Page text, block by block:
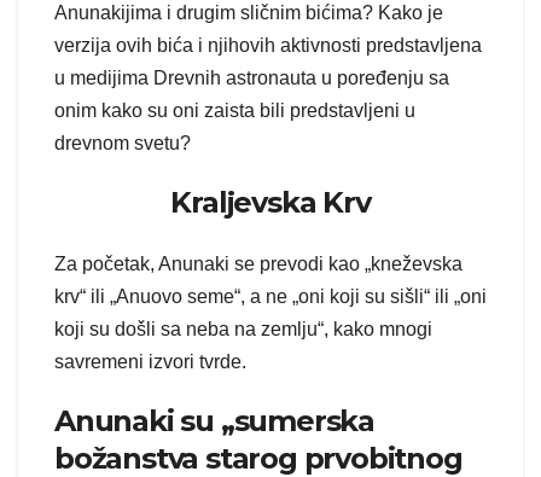
Anunakijima i drugim sličnim bićima? Kako je
verzija ovih bića i njihovih aktivnosti predstavljena
u medijima Drevnih astronauta u poređenju sa
onim kako su oni zaista bili predstavljeni u
drevnom svetu?
Kraljevska Krv
Za početak, Anunaki se prevodi kao „kneževska
krv“ ili „Anuovo seme“, a ne „oni koji su sišli“ ili „oni
koji su došli sa neba na zemlju“, kako mnogi
savremeni izvori tvrde.
Anunaki su „sumerska
božanstva starog prvobitnog